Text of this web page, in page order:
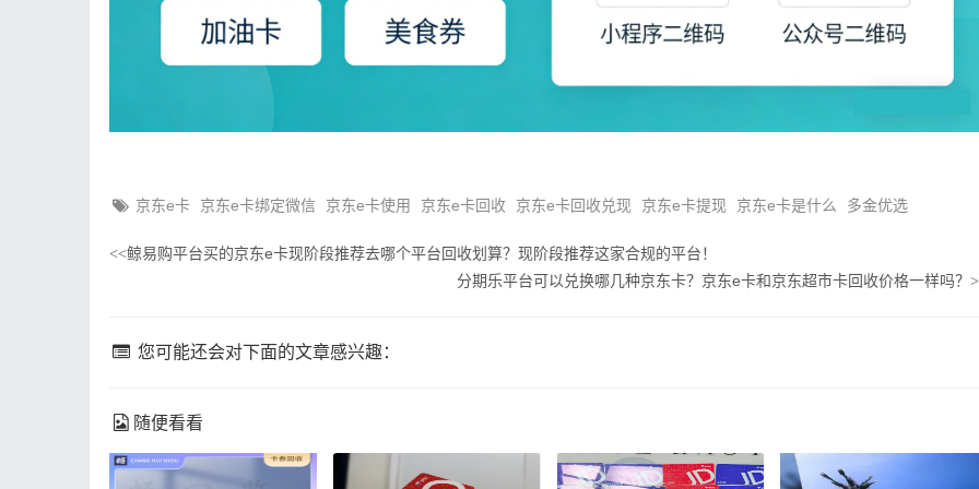
京东e卡 京东e卡绑定微信 京东e卡使用 京东e卡回收 京东e卡回收兑现 京东e卡提现 京东e卡是什么 多金优选
<<鲸易购平台买的京东e卡现阶段推荐去哪个平台回收划算？现阶段推荐这家合规的平台！
分期乐平台可以兑换哪几种京东卡？京东e卡和京东超市卡回收价格一样吗？
您可能还会对下面的文章感兴趣：
随便看看